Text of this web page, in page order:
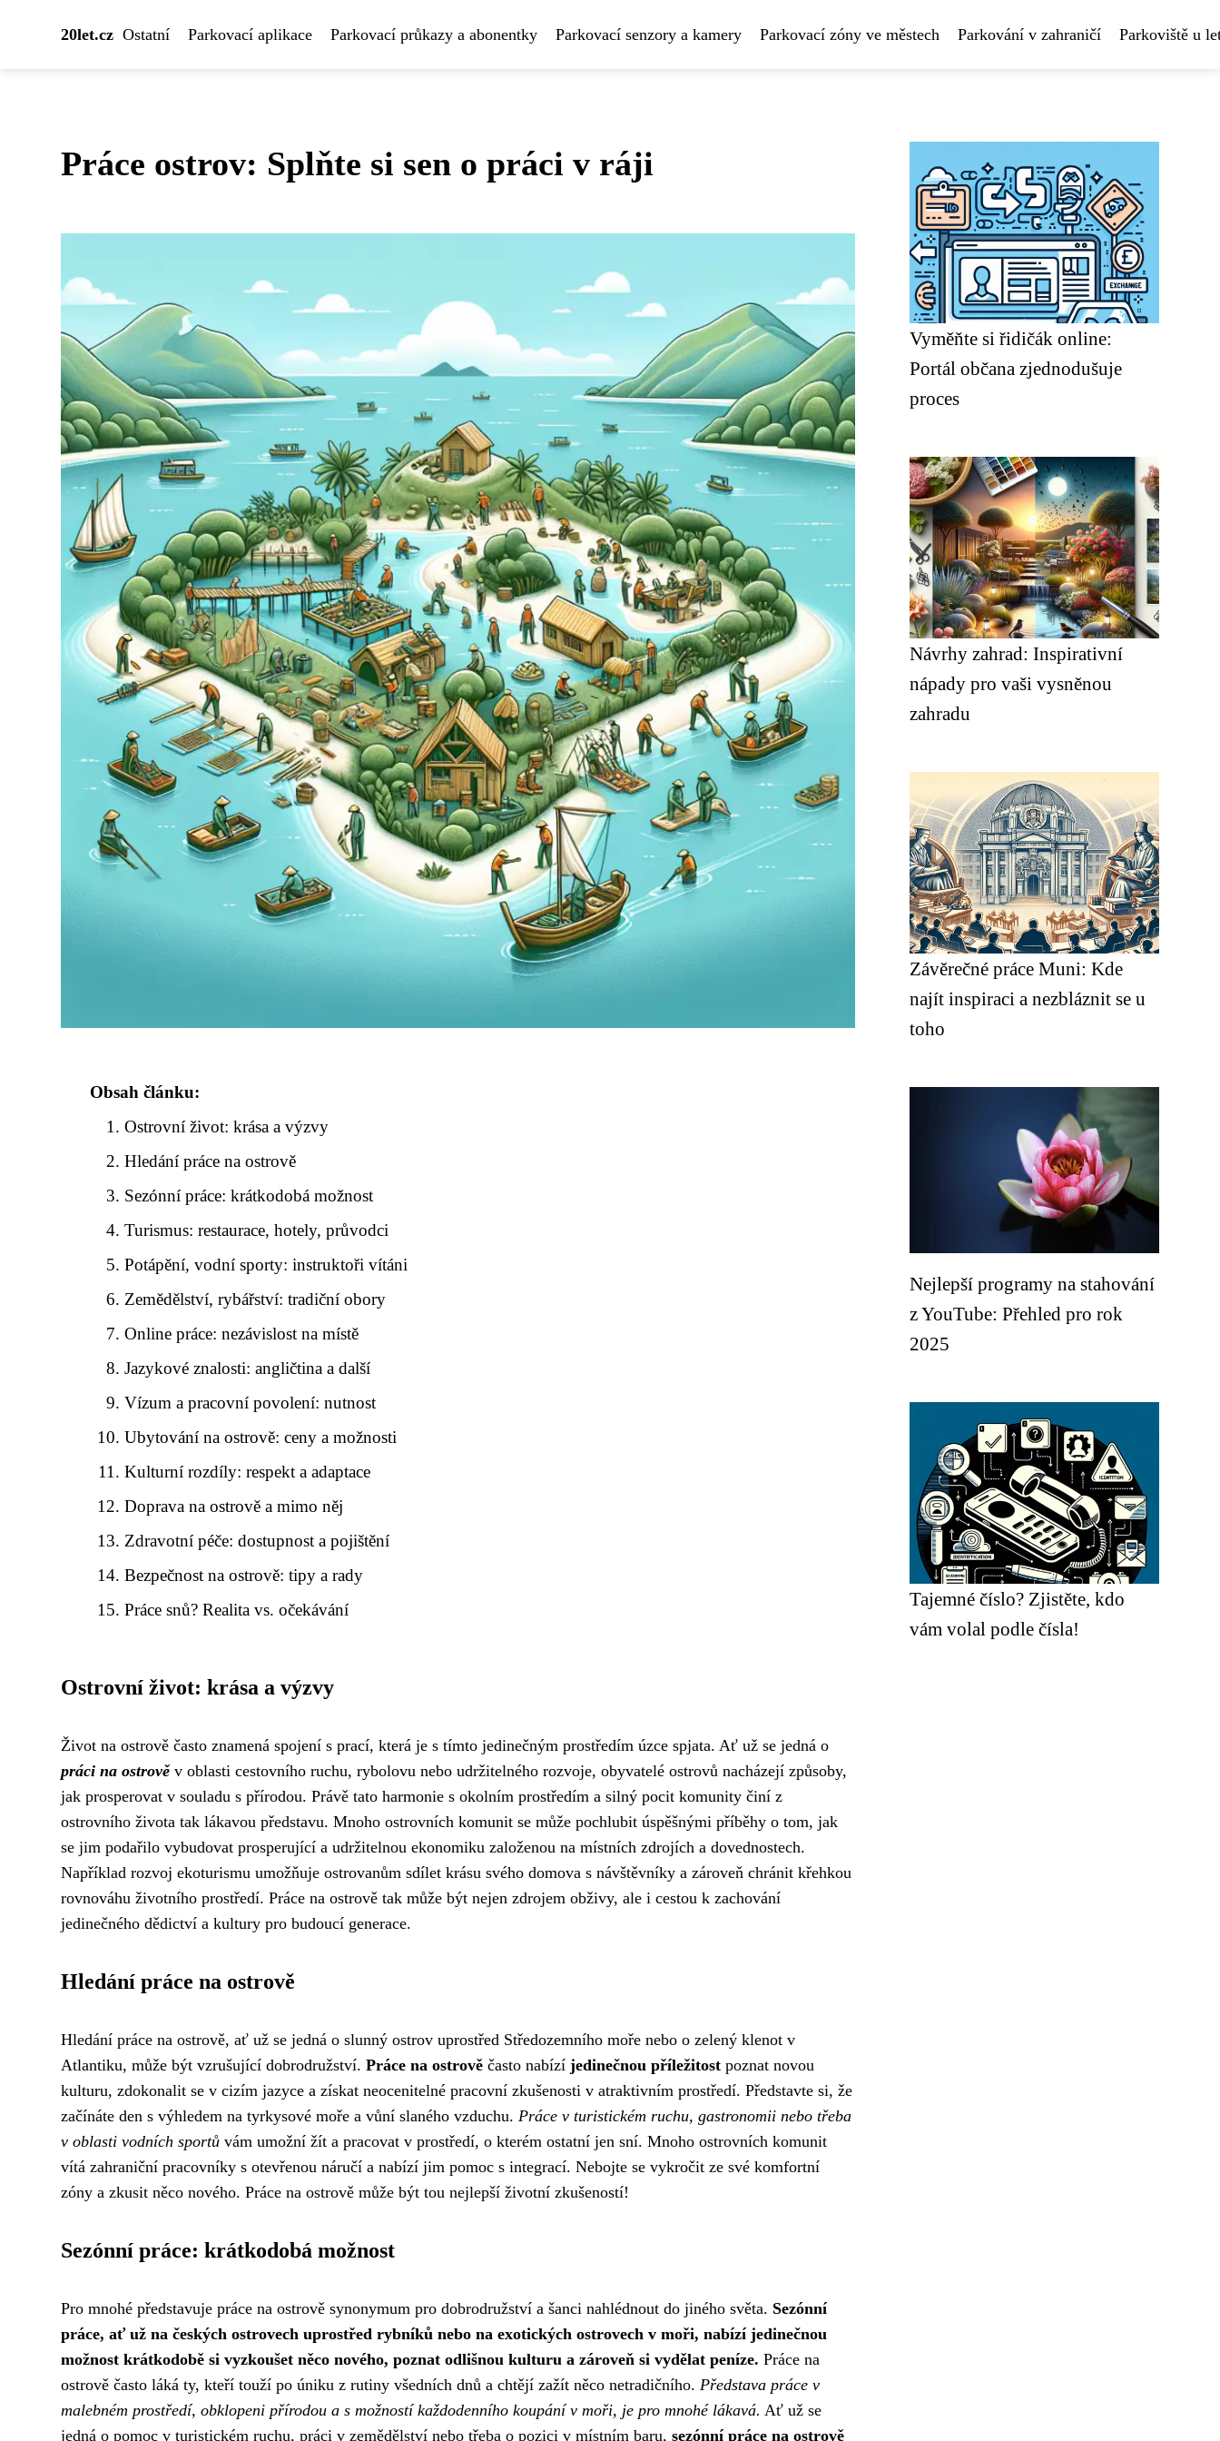
20let.cz Ostatní Parkovací aplikace Parkovací průkazy a abonentky Parkovací senzory a kamery Parkovací zóny ve městech Parkování v zahraničí Parkoviště u
Práce ostrov: Splňte si sen o práci v ráji
Obsah článku:
Ostrovní život: krása a výzvy
Hledání práce na ostrově
Sezónní práce: krátkodobá možnost
Turismus: restaurace, hotely, průvodci
Potápění, vodní sporty: instruktoři vítáni
Zemědělství, rybářství: tradiční obory
Online práce: nezávislost na místě
Jazykové znalosti: angličtina a další
Vízum a pracovní povolení: nutnost
Ubytování na ostrově: ceny a možnosti
Kulturní rozdíly: respekt a adaptace
Doprava na ostrově a mimo něj
Zdravotní péče: dostupnost a pojištění
Bezpečnost na ostrově: tipy a rady
Práce snů? Realita vs. očekávání
Ostrovní život: krása a výzvy
Život na ostrově často znamená spojení s prací, která je s tímto jedinečným prostředím úzce spjata. Ať už se jedná o
práci na ostrověv oblasti cestovního ruchu, rybolovu nebo udržitelného rozvoje, obyvatelé ostrovů nacházejí způsoby,
jak prosperovat v souladu s přírodou. Právě tato harmonie s okolním prostředím a silný pocit komunity činí z
ostrovního života tak lákavou představu. Mnoho ostrovních komunit se může pochlubit úspěšnými příběhy o tom, jak
se jim podařilo vybudovat prosperující a udržitelnou ekonomiku založenou na místních zdrojích a dovednostech.
Například rozvoj ekoturismu umožňuje ostrovanům sdílet krásu svého domova s ​​návštěvníky a zároveň chránit křehkou
rovnováhu životního prostředí. Práce na ostrově tak může být nejen zdrojem obživy, ale i cestou k zachování
jedinečného dědictví a kultury pro budoucí generace.
Hledání práce na ostrově
Hledání práce na ostrově, ať už se jedná o slunný ostrov uprostřed Středozemního moře nebo o zelený klenot v
Atlantiku, může být vzrušující dobrodružství. Práce na ostrově často nabízí jedinečnou příležitost poznat novou
kulturu, zdokonalit se v cizím jazyce a získat neocenitelné pracovní zkušenosti v atraktivním prostředí. Představte si, že
začínáte den s výhledem na tyrkysové moře a vůní slaného vzduchu. Práce v turistickém ruchu, gastronomii nebo třeba
v oblasti vodních sportů vám umožní žít a pracovat v prostředí, o kterém ostatní jen sní. Mnoho ostrovních komunit
vítá zahraniční pracovníky s otevřenou náručí a nabízí jim pomoc s integrací. Nebojte se vykročit ze své komfortní
zóny a zkusit něco nového. Práce na ostrově může být tou nejlepší životní zkušeností!
Sezónní práce: krátkodobá možnost
Pro mnohé představuje práce na ostrově synonymum pro dobrodružství a šanci nahlédnout do jiného světa. Sezónní
práce, ať už na českých ostrovech uprostřed rybníků nebo na exotických ostrovech v moři, nabízí jedinečnou
možnost krátkodobě si vyzkoušet něco nového, poznat odlišnou kulturu a zároveň si vydělat peníze. Práce na
ostrově často láká ty, kteří touží po úniku z rutiny všedních dnů a chtějí zažít něco netradičního. Představa práce v
malebném prostředí, obklopeni přírodou a s možností každodenního koupání v moři, je pro mnohé lákavá. Ať už se
jedná o pomoc v turistickém ruchu, práci v zemědělství nebo třeba o pozici v místním baru, sezónní práce na ostrově
Vyměňte si řidičák online:
Portál občana zjednodušuje
proces
Návrhy zahrad: Inspirativní
nápady pro vaši vysněnou
zahradu
Závěrečné práce Muni: Kde
najít inspiraci a nezbláznit se u
toho
Nejlepší programy na stahování
z YouTube: Přehled pro rok
2025
Tajemné číslo? Zjistěte, kdo
vám volal podle čísla!